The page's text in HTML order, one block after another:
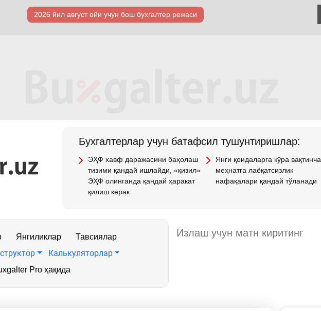
2026 йил август ойи учун бош бухгалтер режаси
Бухгалтерлар учун батафсил тушунтиришлар:
ЭҲФ хавф даражасини баҳолаш
тизими қандай ишлайди, «қизил»
ЭҲФ олинганда қандай ҳаракат
қилиш керак
Янги қоидаларга кўра вақтинча
меҳнатга лаёқатсизлик
нафақалари қандай тўланади
Янгиликлар
Тавсиялар
Калькуляторлар
Pro ҳақида